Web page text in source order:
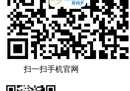
扫一扫手机官网